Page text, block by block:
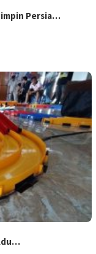
Persia…